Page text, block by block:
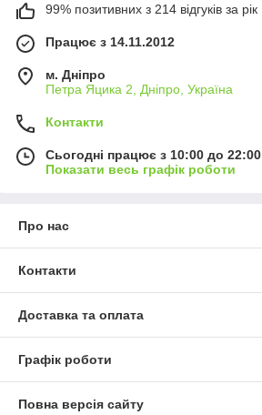
99% позитивних з 214 відгуків за рік
Працює з 14.11.2012
м. Дніпро
Петра Яцика 2, Дніпро, Україна
Контакти
Сьогодні працює з 10:00 до 22:00
Показати весь графік роботи
Про нас
Контакти
Доставка та оплата
Графік роботи
Повна версія сайту